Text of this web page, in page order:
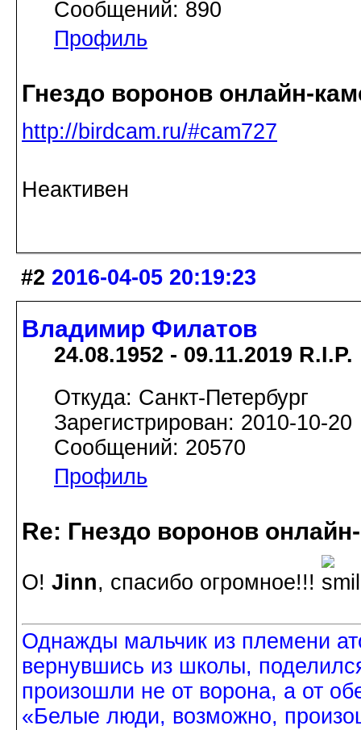
Сообщений: 890
Профиль
Гнездо воронов онлайн-
http://birdcam.ru/#cam727
Неактивен
#2 2016-04-05 20:19:23
Владимир Филатов
24.08.1952 - 09.11.2019 R.I.P.
Откуда: Санкт-Петербург
Зарегистрирован: 2010-10-20
Сообщений: 20570
Профиль
Re: Гнездо воронов
О! Jinn, спасибо огромное!!!
Однажды мальчик из племени
вернувшись из школы,
произошли не от ворона, а от
«Белые люди, возможно,